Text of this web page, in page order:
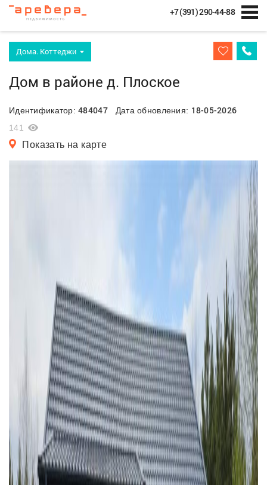
+7 (391) 290-44-88
Дома. Коттеджи
Дом в районе д. Плоское
Идентификатор:484047Дата обновления: 18-05-2026
141
Показать на карте